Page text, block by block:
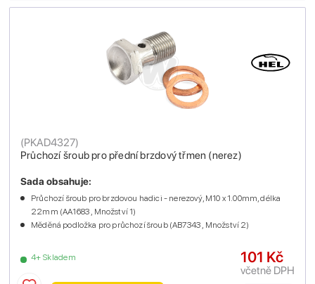
Průchozí šroub pro přední brzdový třmen (nerez)
(PKAD4327)
4+ Skladem
Sada obsahuje:
Průchozí šroub pro brzdovou hadici - nerezový, M10 x 1.00mm, délka
22mm (AA1683 , Množství 1)
Měděná podložka pro průchozí šroub (AB7343 , Množství 2)
101 Kč
včetně DPH